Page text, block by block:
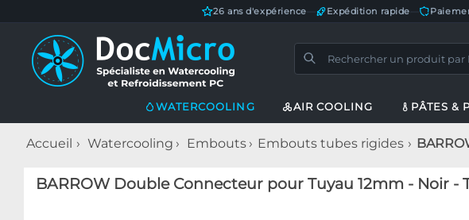
26 ans d'expérience Expédition rapide
WATERCOOLING AIR COOLING PÂTES &
Accueil Watercooling Embouts Embouts tubes rigides
BARROW Double Connecteur pour Tuyau 12mm - Noir -